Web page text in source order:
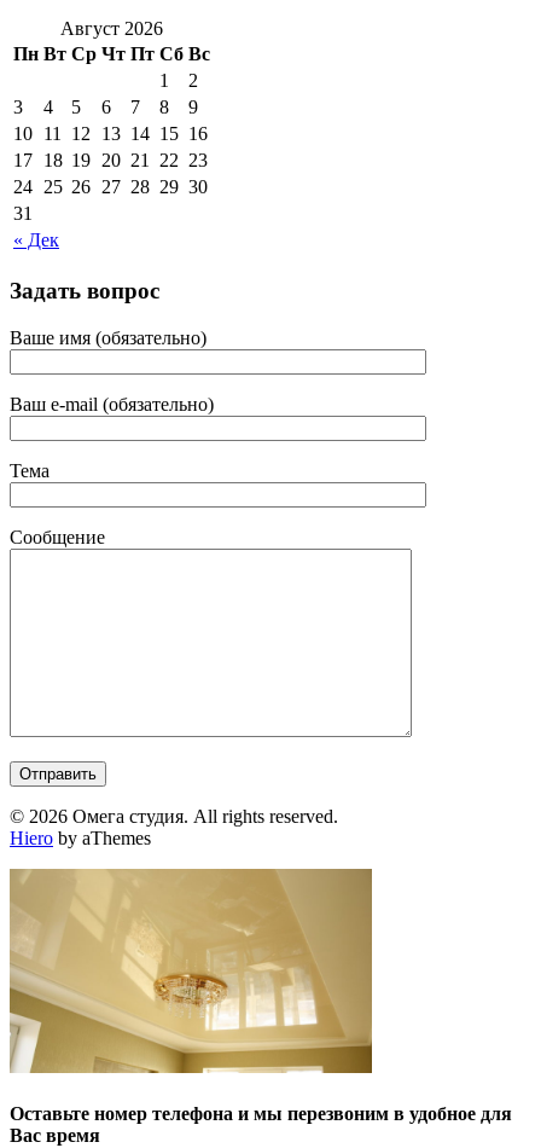
Август 2026
Пн Вт Ср Чт Пт Сб Вс
« Дек
1
2
3
4 5 6 7 8
9
10 11 12 13 14 15 16
17 18 19 20 21 22 23
24 25 26 27 28 29 30
31
Задать вопрос
Ваше имя (обязательно)
Ваш e-mail (обязательно)
Тема
Сообщение
© 2026 Омега студия. All rights reserved.
Hiero by aThemes
Оставьте номер телефона и мы перезвоним в удобное для
Вас время